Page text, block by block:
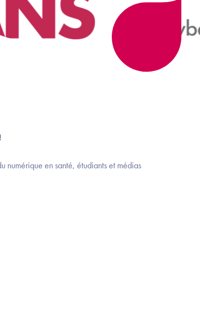
numérique en santé, étudiants et médias